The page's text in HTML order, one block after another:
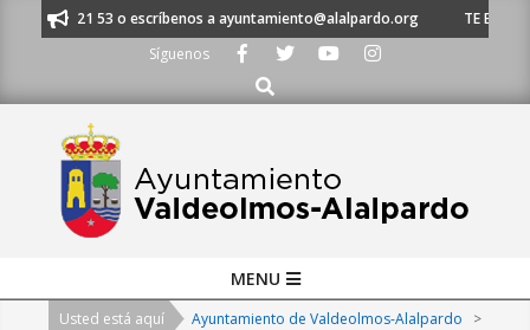
91 620 21 53 o escríbenos a ayuntamiento@alalpardo.org
TE
Síguenos
Buscar
Navigation
MENU
Usted está aquí Ayuntamiento de Valdeolmos-Alalpardo
>